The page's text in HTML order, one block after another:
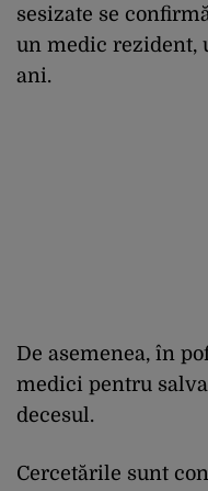
sesizate se
un medic rezident,
ani.
De asemenea, în
medici pentru
decesul.
Cercetările sunt